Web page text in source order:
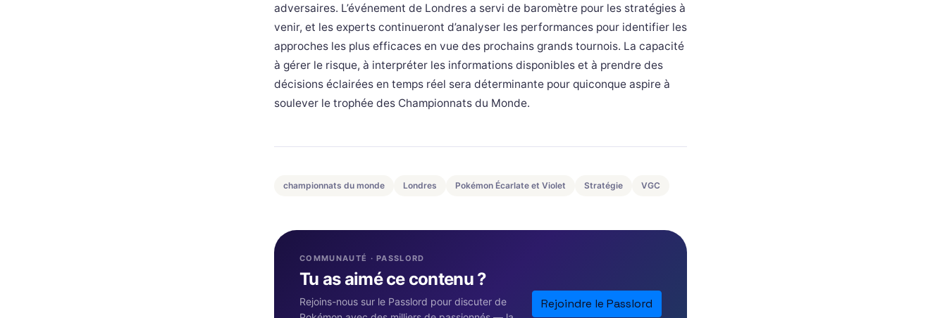
adversaires. L’événement de Londres a servi de baromètre pour les stratégies à
venir, et les experts continueront d’analyser les performances pour identifier les
approches les plus efficaces en vue des prochains grands tournois. La capacité
à gérer le risque, à interpréter les informations disponibles et à prendre des
décisions éclairées en temps réel sera déterminante pour quiconque aspire à
soulever le trophée des Championnats du Monde.
championnats du monde Londres Pokémon Écarlate et Violet Stratégie VGC
COMMUNAUTÉ · PASSLORD
Tu as aimé ce contenu ?
Rejoins-nous sur le Passlord pour discuter de
Rejoindre le Passlord